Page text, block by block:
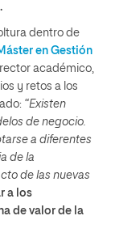
dentro de
en Gestión
académico,
y retos a los
“Existen
de negocio.
a diferentes
de la
de las nuevas
a los
de valor de la